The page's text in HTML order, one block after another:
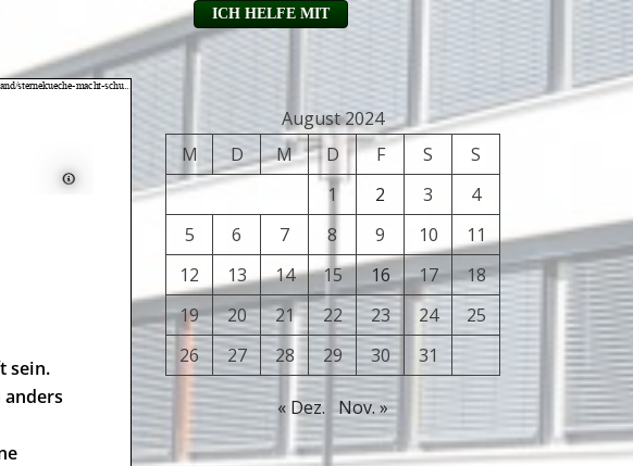
August 2024
M
D M D F S
S
1
2 3
4
5
6 7 8 9 10
11
12
13 14 15 16 17
18
19
20 21 22 23 24
25
26
27 28 29 30 31
« Dez. Nov. »